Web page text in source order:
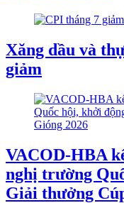
Xăng dầu và
giảm
VACOD-HBA
nghị trường
Giải thưởng